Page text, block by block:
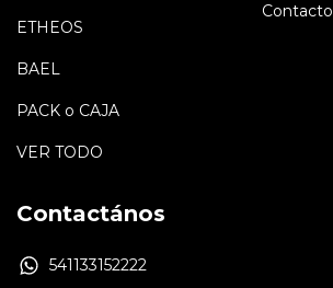
ETHEOS
BAEL
PACK o CAJA
VER TODO
Contacto
Contactános
541133152222